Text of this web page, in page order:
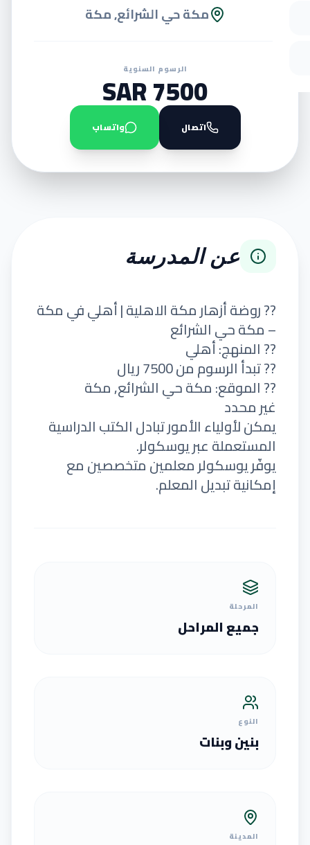
مكة حي الشرائع, مكة
الرسوم السنوية
7500 SAR
اتصال واتساب
عن المدرسة
?? روضة أزهار مكة الاهلية | أهلي في مكة
– مكة حي الشرائع
?? المنهج: أهلي
?? تبدأ الرسوم من 7500 ريال
?? الموقع: مكة حي الشرائع, مكة
غير محدد
يمكن لأولياء الأمور تبادل الكتب الدراسية
المستعملة عبر يوسكولر.
يوفّر يوسكولر معلمين متخصصين مع
إمكانية تبديل المعلم.
المرحلة
جميع المراحل
النوع
بنين وبنات
المدينة